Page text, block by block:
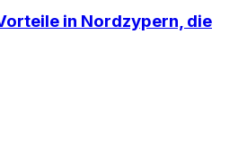
in Nordzypern, die